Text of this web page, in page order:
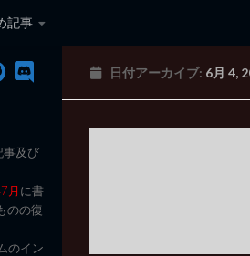
記事
ュータ日記
日付アーカイブ: 6月 4,
事及び
月に書
のの復
のイン